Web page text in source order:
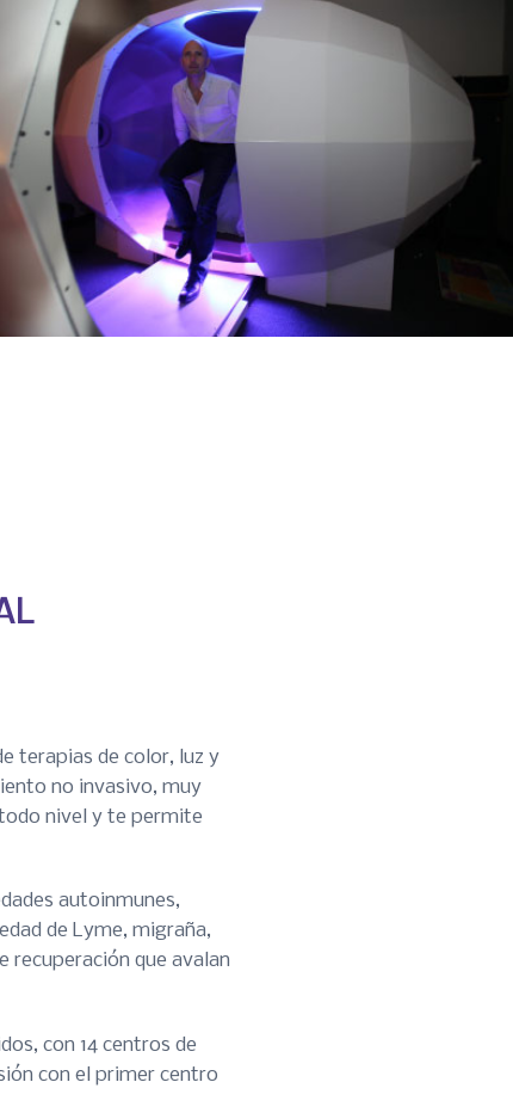
terapias de color, luz y
no invasivo, muy
nivel y te permite
autoinmunes,
de Lyme, migraña,
recuperación que avalan
con 14 centros de
con el primer centro